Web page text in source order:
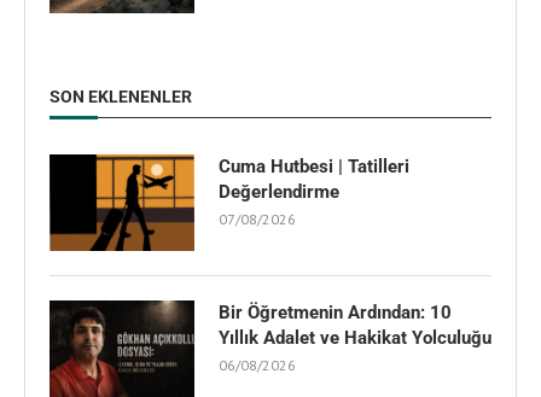
SON EKLENENLER
Cuma Hutbesi | Tatilleri
Değerlendirme
07/08/2026
Bir Öğretmenin Ardından: 10
Yıllık Adalet ve Hakikat Yolculuğu
06/08/2026